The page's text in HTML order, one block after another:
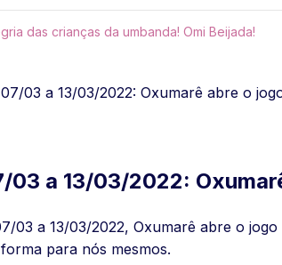
das crianças da umbanda! Omi Beijada!
03 a 13/03/2022: Oxumarê abre o
03 a 13/03/2022:
03 a 13/03/2022, Oxumarê abre o
para nós mesmos.